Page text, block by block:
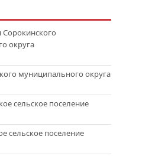
округа
муниципального округа
сельское поселение
сельское поселение